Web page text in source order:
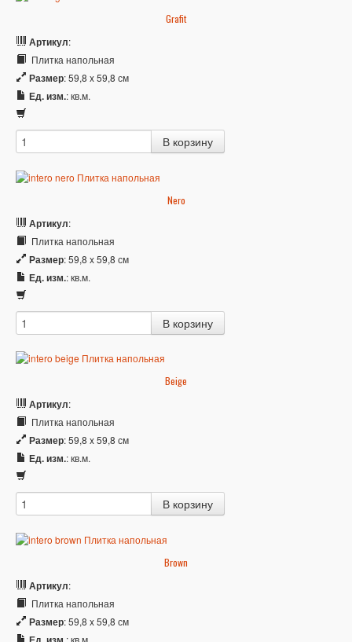
Grafit
Артикул:
Плитка напольная
Размер: 59,8 x 59,8 см
Ед. изм.: кв.м.
Nero
Артикул:
Плитка напольная
Размер: 59,8 x 59,8 см
Ед. изм.: кв.м.
Beige
Артикул:
Плитка напольная
Размер: 59,8 x 59,8 см
Ед. изм.: кв.м.
Brown
Артикул:
Плитка напольная
Размер: 59,8 x 59,8 см